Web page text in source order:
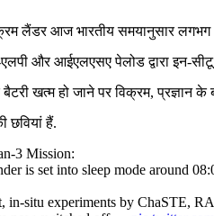
लैंडर आज भारतीय समयानुसार लगभग
और आईएलएसए पेलोड द्वारा इन-
खत्म हो जाने पर विक्रम,
छवियां हैं.
3 Mission:
is set into sleep mode around
in-situ experiments by ChaSTE,